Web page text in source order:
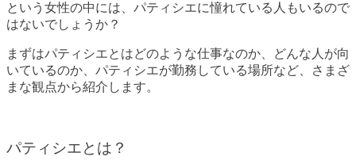
という女性の中には、パティシエに憧れている人もいるので
はないでしょうか？
まずはパティシエとはどのような仕事なのか、どんな人が向
いているのか、パティシエが勤務している場所など、さまざ
まな観点から紹介します。
パティシエとは？